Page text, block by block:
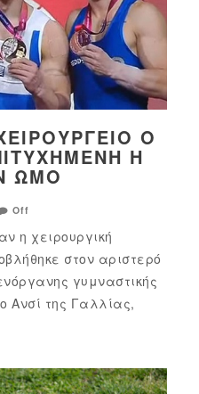
Ο
Η
ΏΜΟ
Off
η χειρουργική
στον αριστερό
γυμναστικής
Ανσί της Γαλλίας,